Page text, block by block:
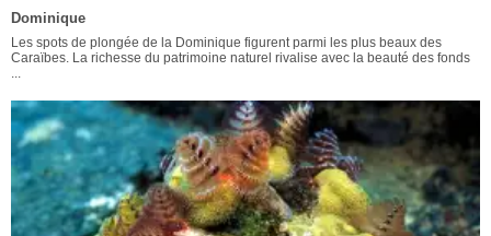
Dominique
Les spots de plongée de la Dominique figurent parmi les plus beaux des
Caraïbes. La richesse du patrimoine naturel rivalise avec la beauté des fonds